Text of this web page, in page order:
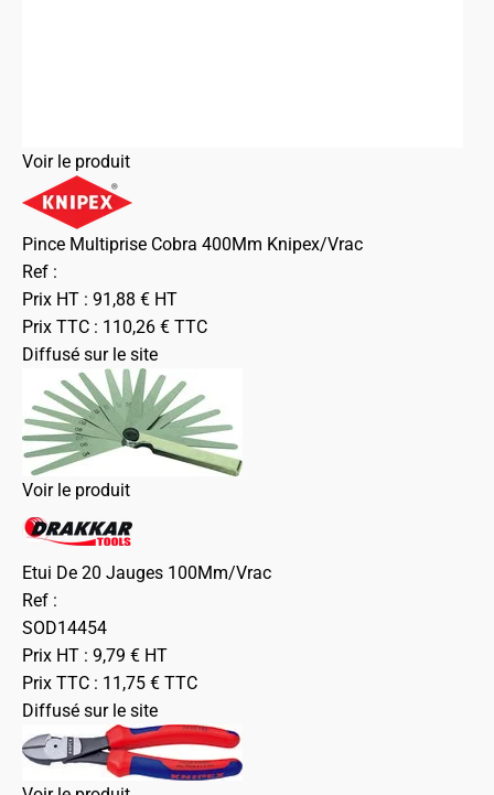
Voir le produit
Pince Multiprise Cobra 400Mm Knipex/Vrac
Ref :
Prix HT : 91,88 € HT
Prix TTC : 110,26 € TTC
Diffusé sur le site
Voir le produit
Etui De 20 Jauges 100Mm/Vrac
Ref :
SOD14454
Prix HT : 9,79 € HT
Prix TTC : 11,75 € TTC
Diffusé sur le site